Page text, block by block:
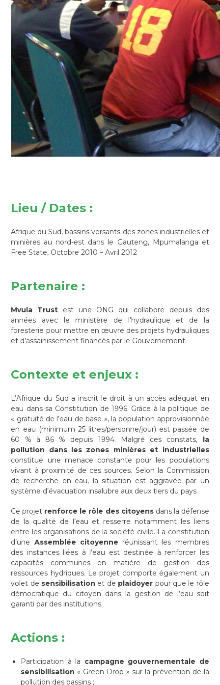
Lieu / Dates :
Afrique du Sud, bassins versants des zones industrielles et
minières au nord-est dans le Gauteng, Mpumalanga et
Free State, Octobre 2010 – Avril 2012
Partenaire :
Mvula Trust est une ONG qui collabore depuis des
années avec le ministère de l’hydraulique et de la
foresterie pour mettre en œuvre des projets hydrauliques
et d’assainissement financés par le Gouvernement.
Contexte et enjeux :
L’Afrique du Sud a inscrit le droit à un accès adéquat en
eau dans sa Constitution de 1996. Grâce à la politique de
« gratuité de l’eau de base », la population approvisionnée
en eau (minimum 25 litres/personne/jour) est passée de
60 % à 86 % depuis 1994. Malgré ces constats, la
pollution dans les zones minières et industrielles
constitue une menace constante pour les populations
vivant à proximité de ces sources. Selon la Commission
de recherche en eau, la situation est aggravée par un
système d’évacuation insalubre aux deux tiers du pays.
Ce projet renforce le rôle des citoyensdans la défense
de la qualité de l’eau et resserre notamment les liens
entre les organisations de la société civile. La constitution
d’une Assemblée citoyenne réunissant les membres
des instances liées à l’eau est destinée à renforcer les
capacités communes en matière de gestion des
ressources hydriques. Le projet comporte également un
volet de sensibilisation et de plaidoyer pour que le rôle
démocratique du citoyen dans la gestion de l’eau soit
garanti par des institutions.
Actions :
Participation à la campagne gouvernementale de
sensibilisation « Green Drop » sur la prévention de la
pollution des bassins ;